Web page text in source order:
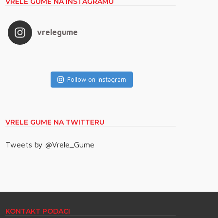
vrelegume
Follow on Instagram
VRELE GUME NA TWITTERU
Tweets by @Vrele_Gume
KONTAKT PODACI